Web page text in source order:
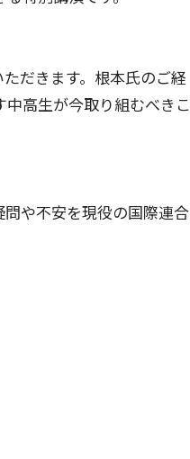
だきます。根本氏のご経
高生が今取り組むべきこ
や不安を現役の国際連合